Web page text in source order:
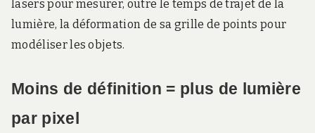
lasers pour mesurer, outre le temps de trajet de la
lumière, la déformation de sa grille de points pour
modéliser les objets.
Moins de définition = plus de lumière
par pixel